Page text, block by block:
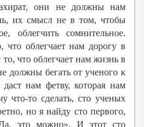
они не должны нам
их смысл не в том, чтобы
облегчить сомнительное.
облегчает нам дорогу в
что облегчает нам жизнь в
должны бегать от ученого к
нам фетву, которая нам
что-то сделать, сто ученых
но я найду сто первого,
это можно». И этот сто